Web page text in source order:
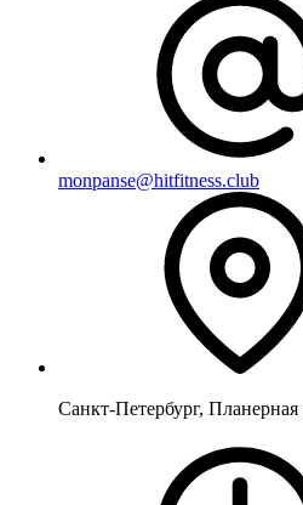
monpanse@hitfitness.club
Санкт-Петербург, Планерная